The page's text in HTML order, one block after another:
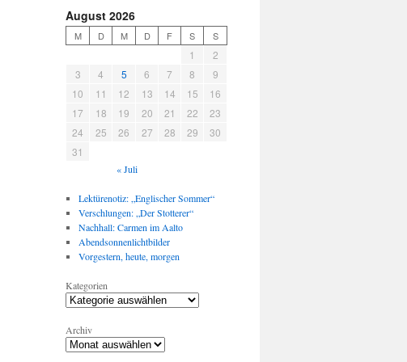
August 2026
M D M D F S S
1
2
3
4 5 6 7 8
9
10
11 12 13 14 15
16
17
18 19 20 21 22
23
24
25 26 27 28 29
30
31
« Juli
Lektürenotiz: „Englischer Sommer“
Verschlungen: „Der Stotterer“
Nachhall: Carmen im Aalto
Abendsonnenlichtbilder
Vorgestern, heute, morgen
Kategorien
Archiv